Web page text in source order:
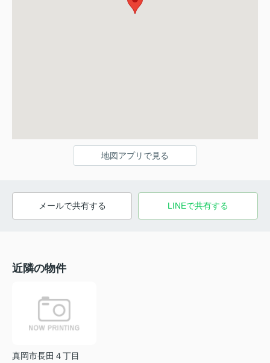
地図アプリで見る
メールで共有する LINEで共有する
近隣の物件
真岡市長田４丁目